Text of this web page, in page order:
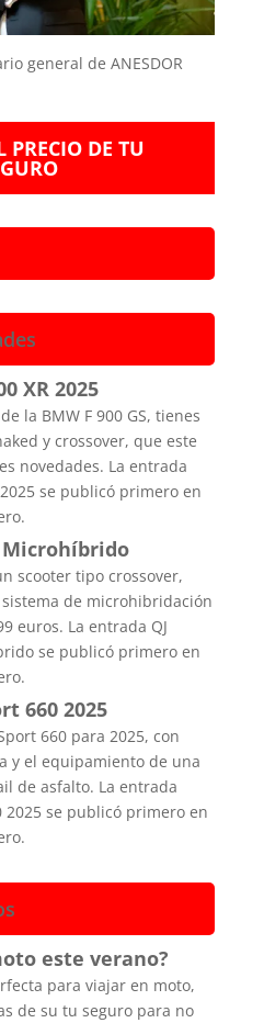
general de ANESDOR
PRECIO DE TU
XR 2025
la BMW F 900 GS, tienes
y crossover, que este
novedades. La entrada
2025 se publicó primero en
Microhíbrido
scooter tipo crossover,
de microhibridación
euros. La entrada QJ
se publicó primero en
660 2025
660 para 2025, con
y el equipamiento de una
de asfalto. La entrada
se publicó primero en
este verano?
para viajar en moto,
de su tu seguro para no